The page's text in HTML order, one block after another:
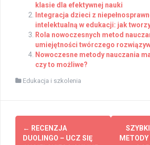
klasie dla efektywnej nauki
Integracja dzieci z
intelektualną w edukacji: jak
Rola nowoczesnych metod
umiejętności twórczego
Nowoczesne metody nauczania
czy to możliwe?
Edukacja i szkolenia
Post
← RECENZJA
DUOLINGO – UCZ SIĘ